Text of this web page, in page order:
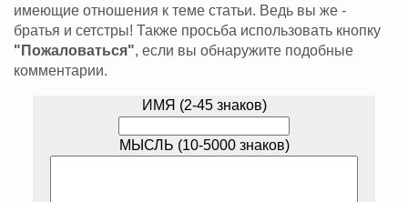
имеющие отношения к теме статьи. Ведь вы же -
братья и сетстры! Также просьба использовать кнопку
"Пожаловаться", если вы обнаружите подобные
комментарии.
ИМЯ (2-45 знаков)
МЫСЛЬ (10-5000 знаков)